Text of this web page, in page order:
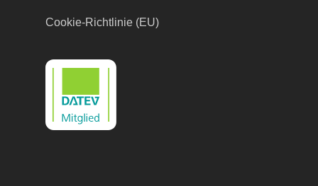
Cookie-Richtlinie (EU)